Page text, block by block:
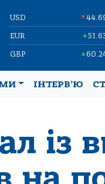
USD ▼
EUR ▲
GBP ▲
ІНТЕРВ’Ю
із